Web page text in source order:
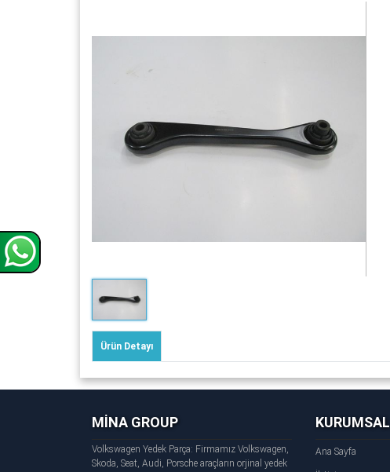
Ürün Detayı
MİNA GROUP
Volkswagen Yedek Parça: Firmamız Volkswagen,
Skoda, Seat, Audi, Porsche araçların orjinal yedek
KURUMSAL
Ana Sayfa